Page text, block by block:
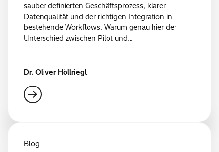
sauber definierten Geschäftsprozess, klarer
Datenqualität und der richtigen Integration in
bestehende Workflows. Warum genau hier der
Unterschied zwischen Pilot und…
Dr. Oliver Höllriegl
Blog